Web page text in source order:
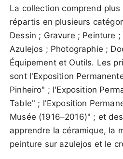
La collection comprend
répartis en plusieurs
Dessin ; Gravure ; Peinture ;
Azulejos ; Photographie ;
Équipement et Outils. Les
sont l'Exposition
Pinheiro" ; l'Exposition
Table" ; l'Exposition
Musée (1916–2016)" ; et
apprendre la céramique, la
peinture sur azulejos et le